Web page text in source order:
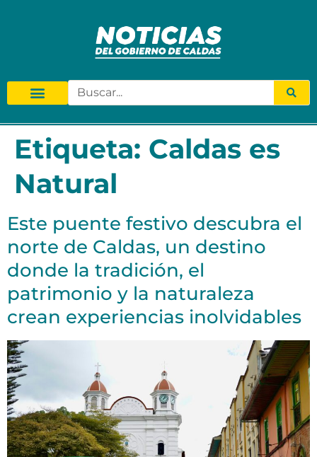
Etiqueta: Caldas es
Natural
Este puente festivo descubra el
norte de Caldas, un destino
donde la tradición, el
patrimonio y la naturaleza
crean experiencias inolvidables